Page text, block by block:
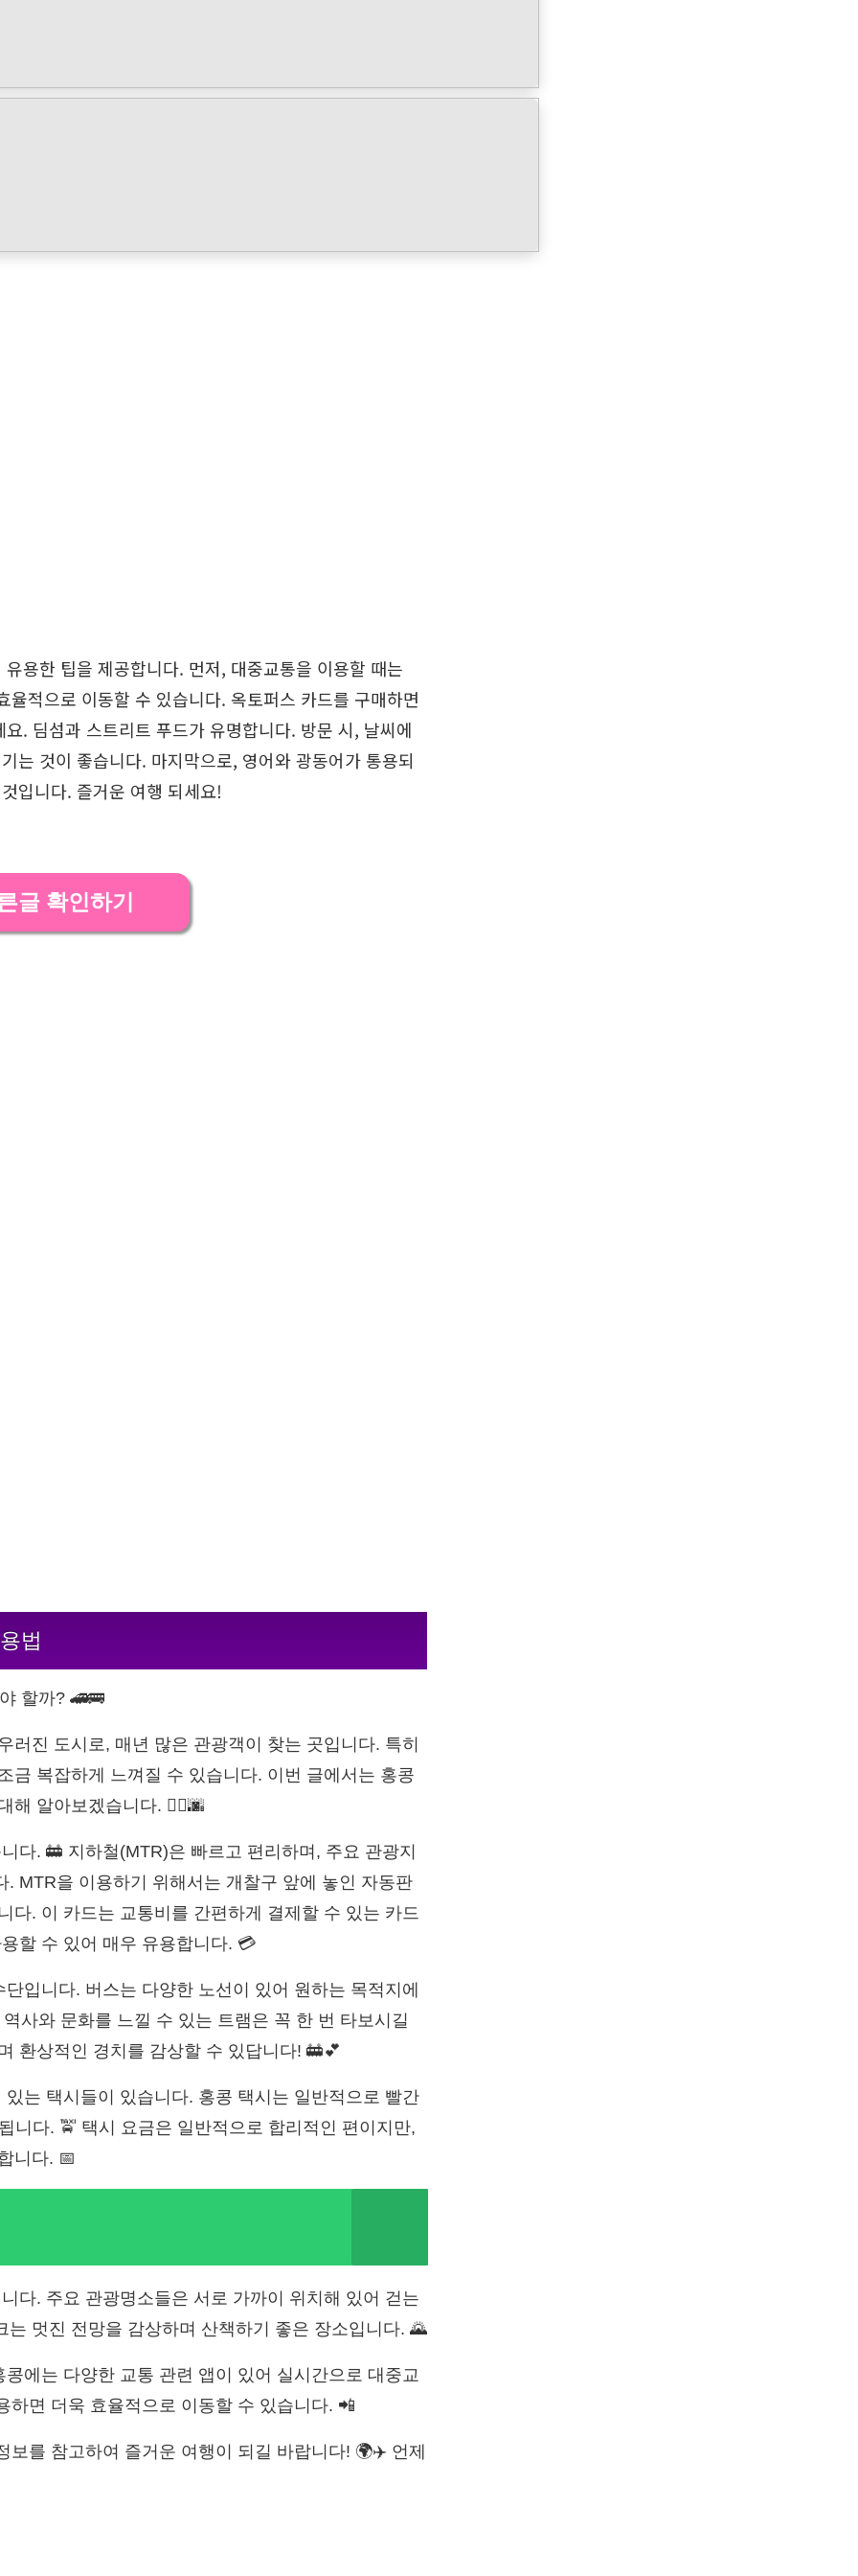
용한 팁을 제공합니다. 먼저, 대중교통을 이용할 때는
적으로 이동할 수 있습니다. 옥토퍼스 카드를 구매하면
. 딤섬과 스트리트 푸드가 유명합니다. 방문 시, 날씨에
는 것이 좋습니다. 마지막으로, 영어와 광동어가 통용되
입니다. 즐거운 여행 되세요!
글 확인하기
법
할까? 🚄🚌
러진 도시로, 매년 많은 관광객이 찾는 곳입니다. 특히
금 복잡하게 느껴질 수 있습니다. 이번 글에서는 홍콩
해 알아보겠습니다. 🚶‍♀️🌆
다. 🚋 지하철(MTR)은 빠르고 편리하며, 주요 관광지
MTR을 이용하기 위해서는 개찰구 앞에 놓인 자동판
다. 이 카드는 교통비를 간편하게 결제할 수 있는 카드
할 수 있어 매우 유용합니다. 💳
입니다. 버스는 다양한 노선이 있어 원하는 목적지에
사와 문화를 느낄 수 있는 트램은 꼭 한 번 타보시길
환상적인 경치를 감상할 수 있답니다! 🚋💕
는 택시들이 있습니다. 홍콩 택시는 일반적으로 빨간
니다. 🚖 택시 요금은 일반적으로 합리적인 편이지만,
니다. 📅
다. 주요 관광명소들은 서로 가까이 위치해 있어 걷는
멋진 전망을 감상하며 산책하기 좋은 장소입니다. 🌄
에는 다양한 교통 관련 앱이 있어 실시간으로 대중교
면 더욱 효율적으로 이동할 수 있습니다. 📲
를 참고하여 즐거운 여행이 되길 바랍니다! 🌍✈️ 언제